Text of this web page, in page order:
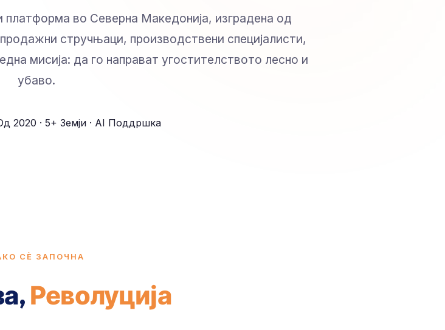
платформа во Северна Македонија, изградена од
стручњаци, производствени специјалисти,
мисија: да го направат угостителството лесно и
убаво.
2020 · 5+ Земји · AI Поддршка
СÈ ЗАПОЧНА
Револуција